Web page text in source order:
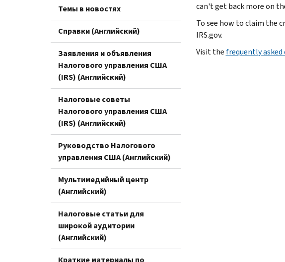
Темы в новостях
Справки (Английский)
Заявления и объявления
Налогового управления США
(IRS) (Английский)
Налоговые советы
Налогового управления США
(IRS) (Английский)
Руководство Налогового
управления США (Английский)
Мультимедийный центр
(Английский)
Налоговые статьи для
широкой аудитории
(Английский)
Краткие материалы по
can't get back more on
To see how to claim the
IRS.gov.
Visit the frequently asked